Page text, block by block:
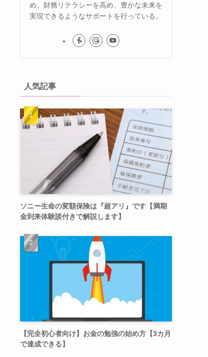
め、財務リテラシーを高め、豊かな未来を
実現できるようなサポートを行っている。
人気記事
ソニー生命の変額保険は『超アリ』です【満期
金到来体験談付きで解説します】
【完全初心者向け】お金の勉強の始め方【3カ月
で達成できる】